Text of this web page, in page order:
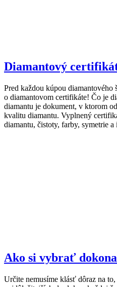
Diamantový
Pred každou kúpou diamantového
o diamantovom certifikáte! Čo je
diamantu je dokument, v ktorom
kvalitu diamantu. Vyplnený
diamantu, čistoty, farby, symetrie a
Ako si vybrať
Určite nemusíme klásť dôraz na